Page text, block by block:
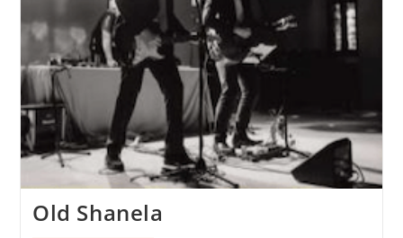
Old Shanela